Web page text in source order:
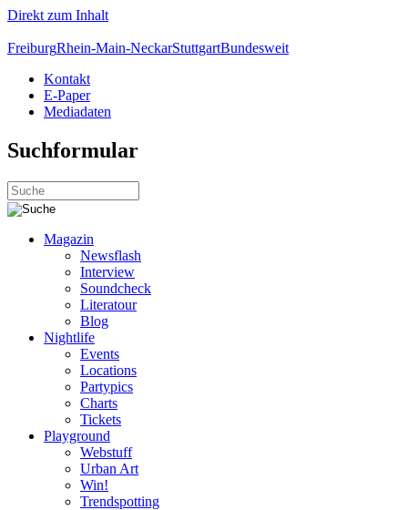
Direkt zum Inhalt
FreiburgRhein-Main-NeckarStuttgartBundesweit
Kontakt
E-Paper
Mediadaten
Suchformular
Magazin
Newsflash
Interview
Soundcheck
Literatour
Blog
Nightlife
Events
Locations
Partypics
Charts
Tickets
Playground
Webstuff
Urban Art
Win!
Trendspotting